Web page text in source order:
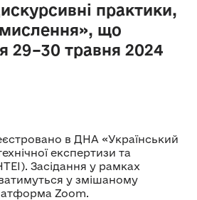
практики,
що
29–30 травня 2024
в ДНА «Український
експертизи та
Засідання у рамках
у змішаному
Zoom.